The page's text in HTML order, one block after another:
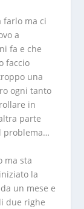
farlo ma ci
a
fa e che
faccio
una
ogni tanto
in
parte
problema…
ma sta
la
un mese e
due righe